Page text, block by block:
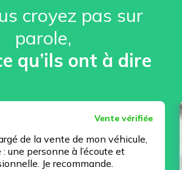
croyez pas sur
parole, ️
qu’ils ont à dire
Vente vérifiée
de la vente de mon véhicule,
une personne à l’écoute et
Je recommande.